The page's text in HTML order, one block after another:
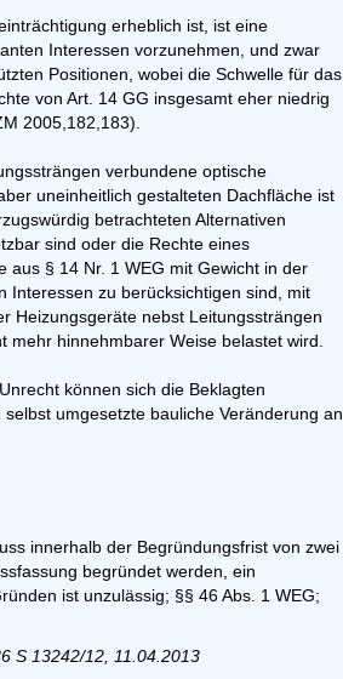
erheblich ist, ist eine
Interessen vorzunehmen, und zwar
Positionen, wobei die Schwelle für das
von Art. 14 GG insgesamt eher niedrig
2005,182,183).
verbundene optische
uneinheitlich gestalteten Dachfläche ist
betrachteten Alternativen
sind oder die Rechte eines
aus § 14 Nr. 1 WEG mit Gewicht in der
Interessen zu berücksichtigen sind, mit
Heizungsgeräte nebst Leitungssträngen
mehr hinnehmbarer Weise belastet wird.
können sich die Beklagten
umgesetzte bauliche Veränderung an
innerhalb der Begründungsfrist von zwei
begründet werden, ein
ist unzulässig; §§ 46 Abs. 1 WEG;
S 13242/12, 11.04.2013